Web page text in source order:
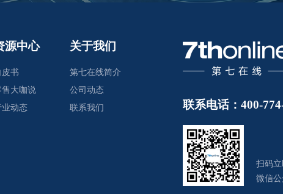
源中心
皮书
售大咖说
业动态
关于我们
第七在线简介
公司动态
联系我们
联系电话：400-
扫码
微信